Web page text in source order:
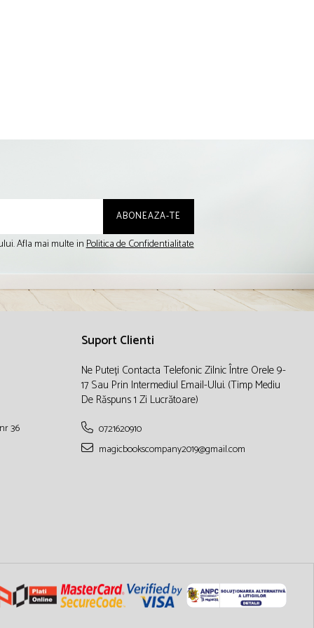
Afla mai multe inPolitica de Confidentialitate
36
Suport Clienti
Ne Puteți Contacta Telefonic Zilnic Între Orele 9-
17 Sau Prin Intermediul Email-Ului. (timp Mediu
De Răspuns 1 Zi Lucrătoare)
0721620910
magicbookscompany2019@gmail.com